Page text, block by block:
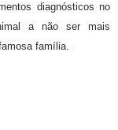
diagnósticos no
a não ser mais
família.